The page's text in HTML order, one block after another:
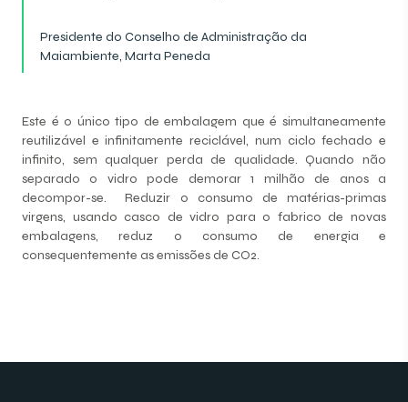
Presidente do Conselho de Administração da
Maiambiente, Marta Peneda
Este é o único tipo de embalagem que é simultaneamente
reutilizável e infinitamente reciclável, num ciclo fechado e
infinito, sem qualquer perda de qualidade. Quando não
separado o vidro pode demorar 1 milhão de anos a
decompor-se. Reduzir o consumo de matérias-primas
virgens, usando casco de vidro para o fabrico de novas
embalagens, reduz o consumo de energia e
consequentemente as emissões de CO2.